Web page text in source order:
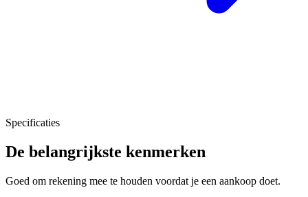
Specificaties
De belangrijkste kenmerken
Goed om rekening mee te houden voordat je een aankoop doet.